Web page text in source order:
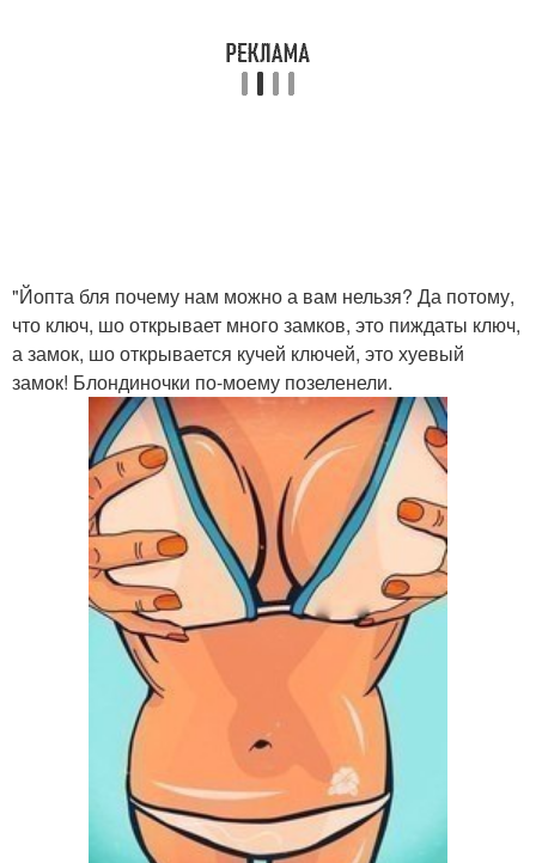
"Йопта бля почему нам можно а вам нельзя? Да потому,
что ключ, шо открывает много замков, это пиждаты ключ,
а замок, шо открывается кучей ключей, это хуевый
замок! Блондиночки по-моему позеленели.